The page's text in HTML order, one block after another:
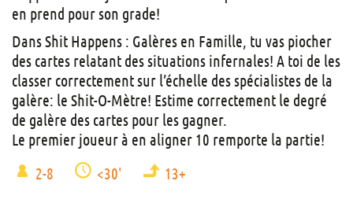
en prend pour son grade!
Dans Shit Happens : Galères en Famille, tu vas piocher
des cartes relatant des situations infernales! A toi de les
classer correctement sur l’échelle des spécialistes de la
galère: le Shit-O-Mètre! Estime correctement le degré
de galère des cartes pour les gagner.
Le premier joueur à en aligner 10 remporte la partie!
2-8
<30' 13+